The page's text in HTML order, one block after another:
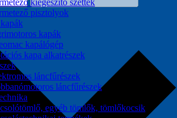
pisztolyok
kapák
kapálógép
kapa alkatrészek
láncfűrészek
láncfűrészek
egyéb tömlők, tömlőkocsik